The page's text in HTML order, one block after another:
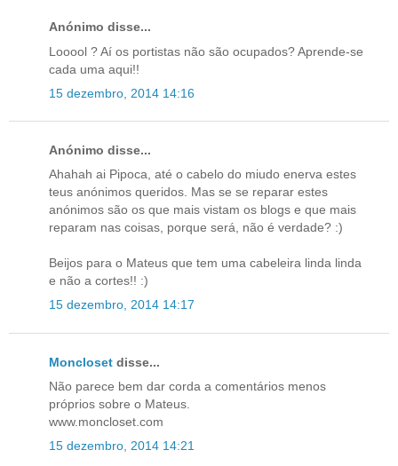
Anónimo disse...
Looool ? Aí os portistas não são ocupados? Aprende-se
cada uma aqui!!
15 dezembro, 2014 14:16
Anónimo disse...
Ahahah ai Pipoca, até o cabelo do miudo enerva estes
teus anónimos queridos. Mas se se reparar estes
anónimos são os que mais vistam os blogs e que mais
reparam nas coisas, porque será, não é verdade? :)
Beijos para o Mateus que tem uma cabeleira linda linda
e não a cortes!! :)
15 dezembro, 2014 14:17
Moncloset disse...
Não parece bem dar corda a comentários menos
próprios sobre o Mateus.
www.moncloset.com
15 dezembro, 2014 14:21